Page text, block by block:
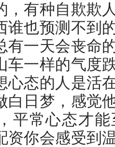
，有种自欺欺
谁也预测不到
有一天会丧命
车一样的气度
心态的人是活
白日梦，感觉
平常心态才
资你会感受到